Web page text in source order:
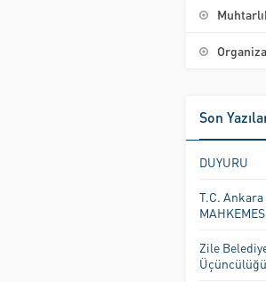
Son
DUYURU
T.C. Ankara
Zile